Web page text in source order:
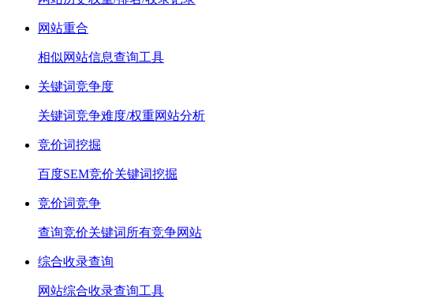
网站重合
相似网站信息查询工具
关键词竞争度
关键词竞争难度/权重网站分析
竞价词挖掘
百度SEM竞价关键词挖掘
竞价词竞争
查询竞价关键词所有竞争网站
综合收录查询
网站综合收录查询工具